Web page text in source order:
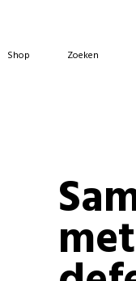
Shop Zoeken